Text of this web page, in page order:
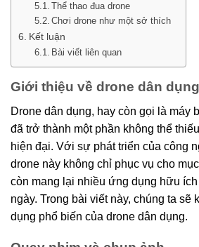
Thể thao đua drone
Chơi drone như một sở thích
Kết luận
Bài viết liên quan
Giới thiệu về drone dân dụng
Drone dân dụng, hay còn gọi là máy
đã trở thành một phần không thể
hiện đại. Với sự phát triển của công
drone này không chỉ phục vụ cho
còn mang lại nhiều ứng dụng hữu
ngày. Trong bài viết này, chúng ta sẽ
dụng phổ biến của drone dân dụng.